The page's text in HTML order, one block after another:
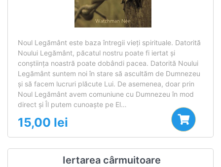
Noul Legământ este baza întregii vieţi spirituale. Datorită
Noului Legământ, păcatul nostru poate fi iertat şi
conştiinţa noastră poate dobândi pacea. Datorită Noului
Legământ suntem noi în stare să ascultăm de Dumnezeu
şi să facem lucruri plăcute Lui. De asemenea, doar prin
Noul Legământ avem comuniune cu Dumnezeu în mod
direct şi Îl putem cunoaşte pe El…
15,00 lei
Iertarea cârmuitoare